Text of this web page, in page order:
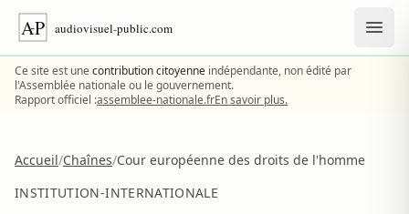
Aller au contenu
Ce site est unecontribution citoyenne indépendante, non édité par
l'Assemblée nationale ou le gouvernement.
Rapport officiel :assemblee-nationale.frEn savoir plus.
Accueil/Chaînes/Cour européenne des droits de l'homme
INSTITUTION-INTERNATIONALE